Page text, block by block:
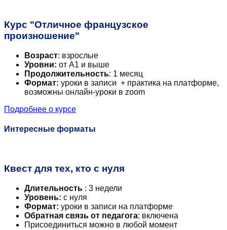
Курс "Отличное французское
произношение"
Возраст: взрослые
Уровни: от А1 и выше
Продолжительность: 1 месяц
Формат: уроки в записи + практика на платформе,
возможны онлайн-уроки в zoom
Подробнее о курсе
Интересные форматы
Квест для тех, кто с нуля
Длительность : 3 недели
Уровень: с нуля
Формат: уроки в записи на платформе
Обратная связь от педагога: включена
Присоединиться можно в любой момент